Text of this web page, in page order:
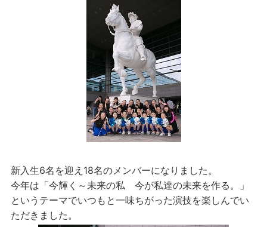
新入生6名を迎え18名のメンバーになりました。
今年は「今輝く～未来の私 今が私達の未来を作る。」
というテーマでいつもと一味ちがった演技を楽しんでい
ただきました。